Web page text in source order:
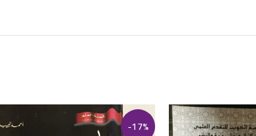
-17%